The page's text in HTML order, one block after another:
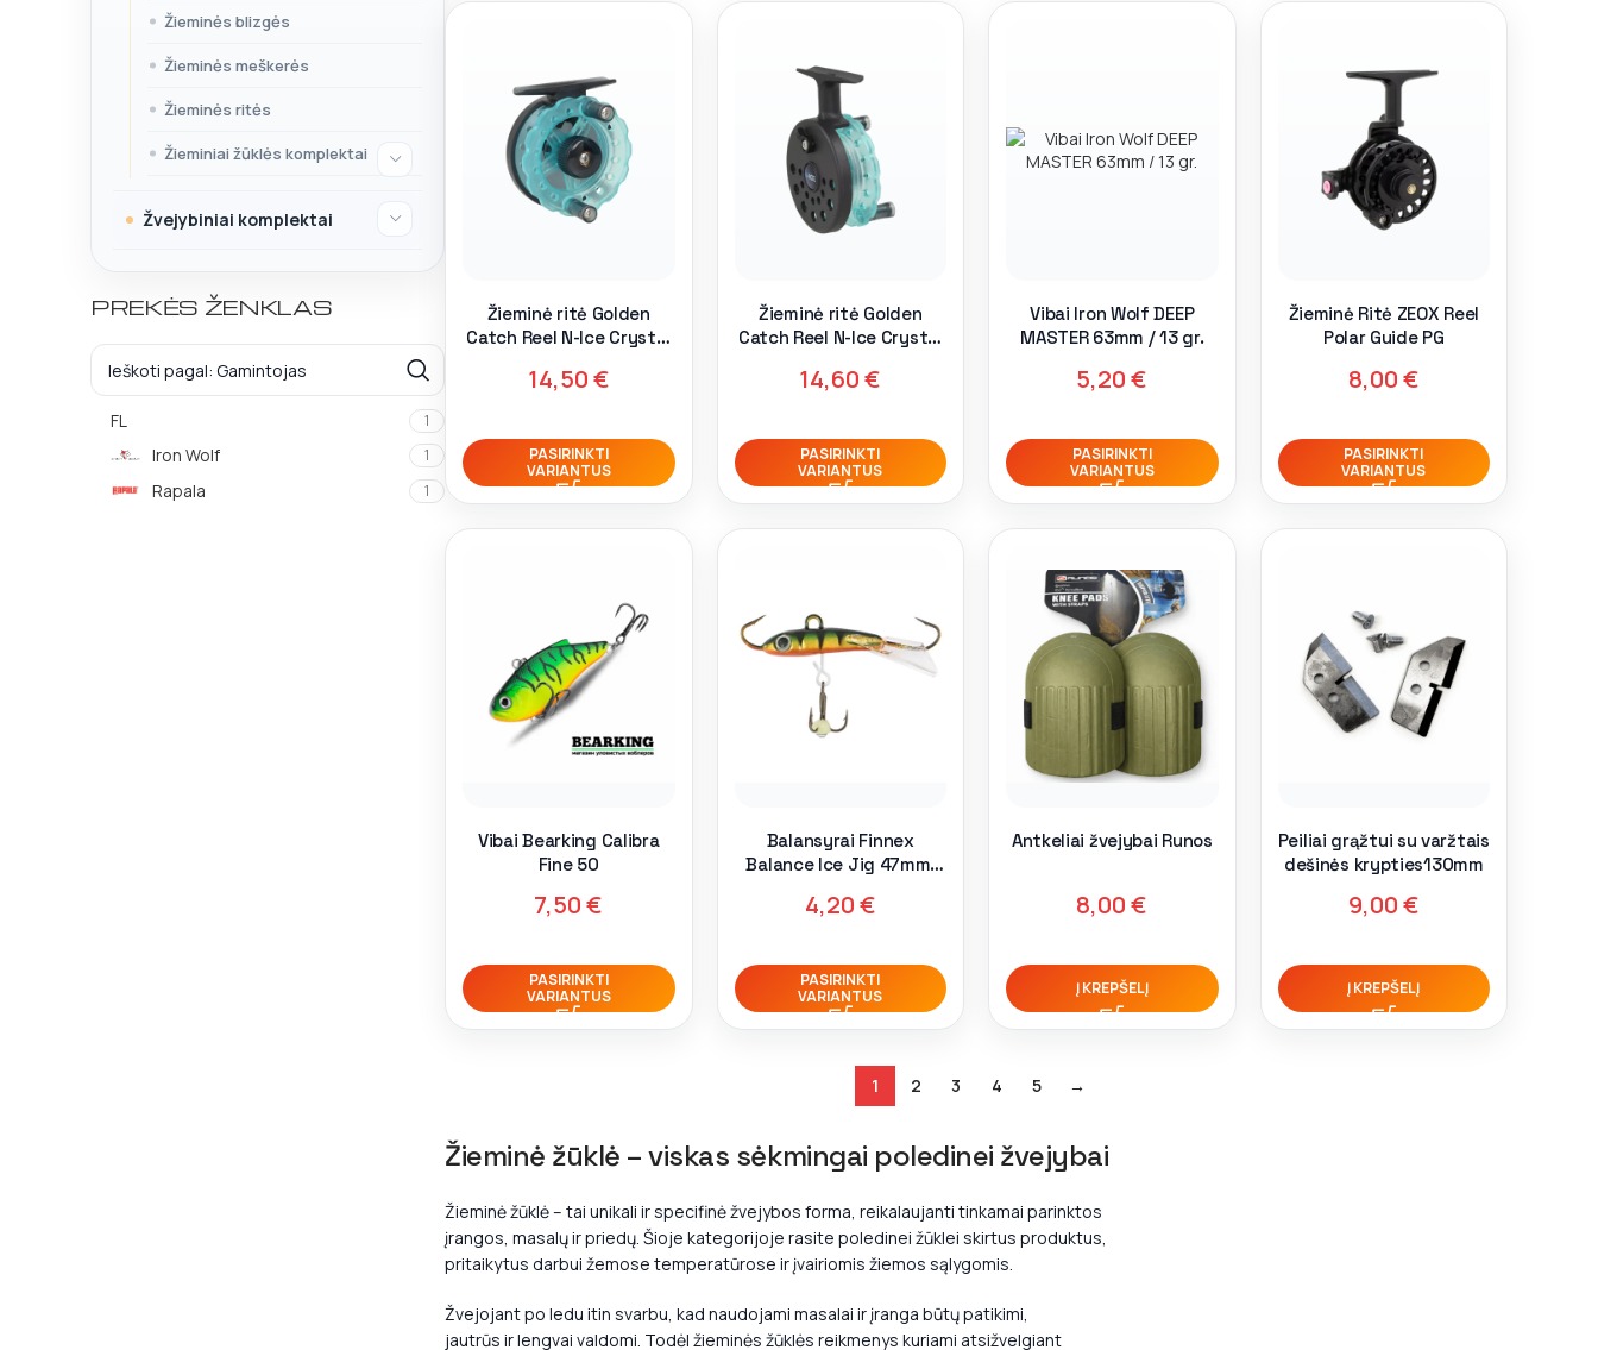
Žieminės blizgės
Žieminės meškerės
Žieminės ritės
Žieminiai žūklės komplektai
Žvejybiniai komplektai
PREKĖS ŽENKLAS
FL 1
Iron Wolf 1
Rapala 1
Žieminė ritė Golden
Catch Reel N-Ice Crystal
14,50€
PASIRINKTI
VARIANTUS
Žieminė ritė Golden
Catch Reel N-Ice Crystal
14,60€
PASIRINKTI
VARIANTUS
Vibai Iron Wolf DEEP
MASTER 63mm / 13 gr.
5,20€
PASIRINKTI
VARIANTUS
Žieminė Ritė ZEOX Reel
Polar Guide PG
8,00€
PASIRINKTI
VARIANTUS
Vibai Bearking Calibra
Fine 50
7,50€
PASIRINKTI
VARIANTUS
Balansyrai Finnex
Balance Ice Jig 47mm,
4,20€
PASIRINKTI
VARIANTUS
Antkeliai žvejybai Runos
8,00€
Į KREPŠELĮ
Peiliai grąžtui su varžtais
dešinės krypties130mm
9,00€
Į KREPŠELĮ
1 2 3 4 5 →
Žieminė žūklė – viskas sėkmingai poledinei žvejybai
Žieminė žūklė – tai unikali ir specifinė žvejybos forma, reikalaujanti tinkamai parinktos
įrangos, masalų ir priedų. Šioje kategorijoje rasite poledinei žūklei skirtus produktus,
pritaikytus darbui žemose temperatūrose ir įvairiomis žiemos sąlygomis.
Žvejojant po ledu itin svarbu, kad naudojami masalai ir įranga būtų patikimi,
jautrūs ir lengvai valdomi. Todėl žieminės žūklės reikmenys kuriami atsižvelgiant